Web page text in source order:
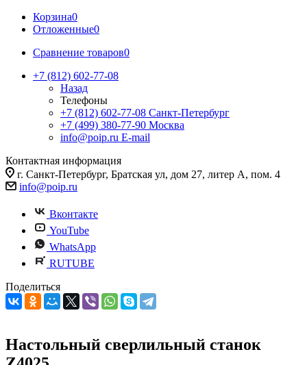
Корзина0
Отложенные0
Сравнение товаров0
+7 (812) 602-77-08
Назад
Телефоны
+7 (812) 602-77-08 Санкт-Петербург
+7 (499) 380-77-90 Москва
info@poip.ru E-mail
Контактная информация
г. Санкт-Петербург, Братская ул, дом 27, литер А, пом. 4
info@poip.ru
Вконтакте
YouTube
WhatsApp
RUTUBE
Поделиться
Настольный сверлильный станок